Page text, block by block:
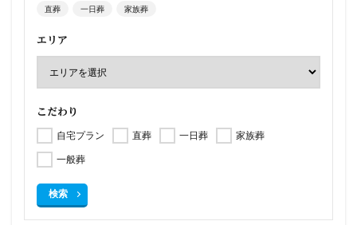
直葬 一日葬 家族葬
エリア
こだわり
自宅プラン 直葬 一日葬
家族葬
一般葬
検索